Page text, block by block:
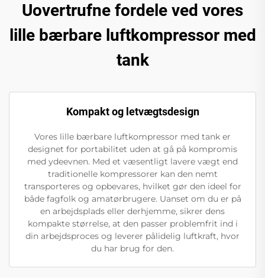
Uovertrufne fordele ved vores
lille bærbare luftkompressor med
tank
Kompakt og letvægtsdesign
Vores lille bærbare luftkompressor med tank er
designet for portabilitet uden at gå på kompromis
med ydeevnen. Med et væsentligt lavere vægt end
traditionelle kompressorer kan den nemt
transporteres og opbevares, hvilket gør den ideel for
både fagfolk og amatørbrugere. Uanset om du er på
en arbejdsplads eller derhjemme, sikrer dens
kompakte størrelse, at den passer problemfrit ind i
din arbejdsproces og leverer pålidelig luftkraft, hvor
du har brug for den.